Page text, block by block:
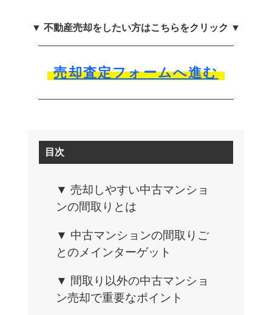
▼ 不動産売却をしたい方はこちらをクリック ▼
売却査定フォームへ進む
目次
▼ 売却しやすい中古マンショ
ンの間取りとは
▼ 中古マンションの間取りご
とのメインターゲット
▼ 間取り以外の中古マンショ
ン売却で重要なポイント